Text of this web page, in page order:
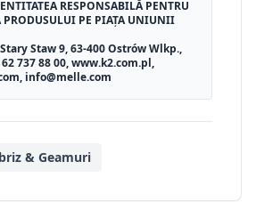
RESPONSABILĂ PENTRU
PRODUSULUI PE PIAȚA UNIUNII
Staw 9, 63-400 Ostrów Wlkp.,
737 88 00, www.k2.com.pl,
info@melle.com
& Geamuri